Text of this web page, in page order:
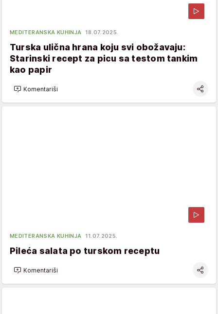
MEDITERANSKA KUHINJA 18.07.2025.
Turska ulična hrana koju svi obožavaju:
Starinski recept za picu sa testom tankim
kao papir
Komentariši
MEDITERANSKA KUHINJA 11.07.2025.
Pileća salata po turskom receptu
Komentariši